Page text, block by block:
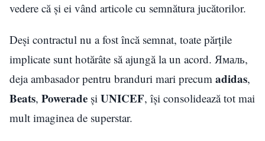
vedere că și ei vând articole cu semnătura jucătorilor.
Deși contractul nu a fost încă semnat, toate părțile
implicate sunt hotărâte să ajungă la un acord. Ямаль,
deja ambasador pentru branduri mari precum adidas,
Beats, Powerade și UNICEF, își consolidează tot mai
mult imaginea de superstar.